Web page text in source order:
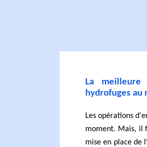
La
hydrofuges au
Les opérations
moment. Mais, il
mise en place de